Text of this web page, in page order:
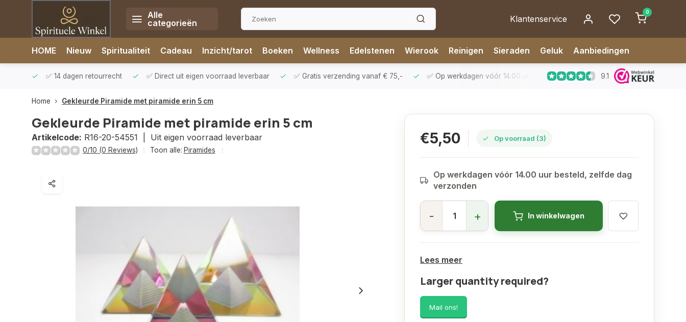
Alle
categorieën
Klantenservice
0
HOME Nieuw Spiritualiteit Cadeau Inzicht/tarot Boeken Wellness Edelstenen Wierook Reinigen Sieraden Geluk Aanbiedingen
✅ 14 dagen retourrecht ✅ Direct uit eigen voorraad leverbaar ✅ Gratis verzending vanaf € 75,- ✅ Op werkdagen vóór 14.00 uur besteld, zelfde dag verzonden
9.1
Home Gekleurde Piramide met piramide erin 5 cm
Gekleurde Piramide met piramide erin 5 cm
Artikelcode: R16-20-54551 | Uit eigen voorraad leverbaar
0/10 (0 Reviews) Toon alle: Piramides
€5,50 Op voorraad (3)
Op werkdagen vóór 14.00 uur besteld, zelfde dag
verzonden
- + In winkelwagen
Lees meer
Larger quantity required?
Mail ons!